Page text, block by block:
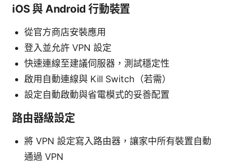
iOS 與 Android 行動裝置
從官方商店安裝應用
登入並允許 VPN 設定
快速連線至建議伺服器，測試穩定性
啟用自動連線與 Kill Switch（若需）
設定自動啟動與省電模式的妥善配置
路由器級設定
將 VPN 設定寫入路由器，讓家中所有裝置自動
通過 VPN